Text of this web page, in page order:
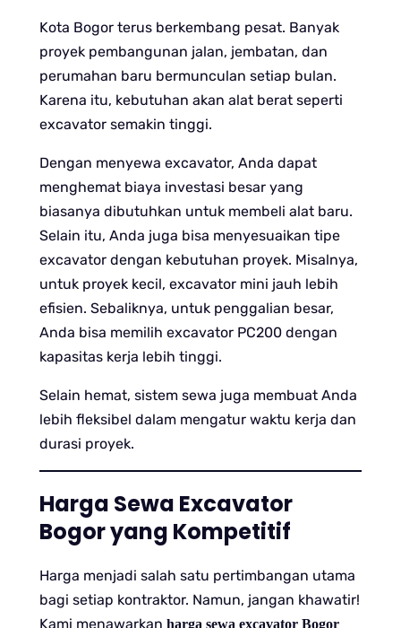
Kota Bogor terus berkembang pesat. Banyak
proyek pembangunan jalan, jembatan, dan
perumahan baru bermunculan setiap bulan.
Karena itu, kebutuhan akan alat berat seperti
excavator semakin tinggi.
Dengan menyewa excavator, Anda dapat
menghemat biaya investasi besar yang
biasanya dibutuhkan untuk membeli alat baru.
Selain itu, Anda juga bisa menyesuaikan tipe
excavator dengan kebutuhan proyek. Misalnya,
untuk proyek kecil, excavator mini jauh lebih
efisien. Sebaliknya, untuk penggalian besar,
Anda bisa memilih excavator PC200 dengan
kapasitas kerja lebih tinggi.
Selain hemat, sistem sewa juga membuat Anda
lebih fleksibel dalam mengatur waktu kerja dan
durasi proyek.
Harga Sewa Excavator
Bogor yang Kompetitif
Harga menjadi salah satu pertimbangan utama
bagi setiap kontraktor. Namun, jangan khawatir!
Kami menawarkan harga sewa excavator Bogor